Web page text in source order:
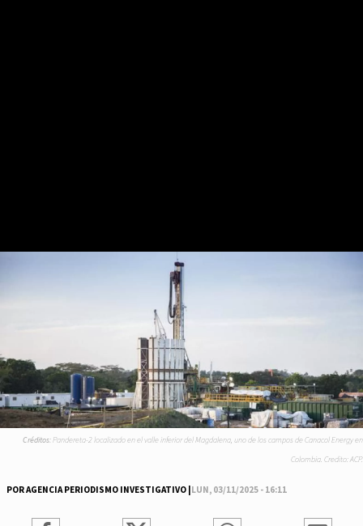
POR AGENCIA PERIODISMO INVESTIGATIVO | LUN, 03/11/2025 - 16:11
Créditos:Pandereta-2 localizado en el valle inferior del Magdalena, uno de los campos de Canacol Energy en
Colombia. Credito: ACP.